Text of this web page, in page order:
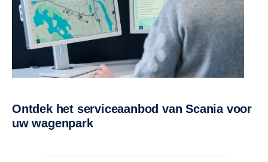
Ontdek het serviceaanbod van Scania voor
uw wagenpark